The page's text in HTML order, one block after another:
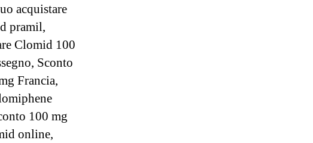
acquistare
pramil,
Clomid 100
Sconto
Francia,
100 mg
online,